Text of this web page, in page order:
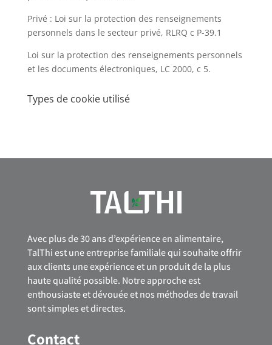
Privé : Loi sur la protection des renseignements
personnels dans le secteur privé, RLRQ c P-39.1
Loi sur la protection des renseignements personnels
et les documents électroniques, LC 2000, c 5.
Types de cookie utilisé
Avec plus de 30 ans d’expérience en alimentaire,
TalThi est une entreprise familiale qui souhaite offrir
aux clients une expérience et un produit de la plus
haute qualité possible. Notre approche est
enthousiaste et dévouée et nos méthodes de travail
sont simples et directes.
Contact